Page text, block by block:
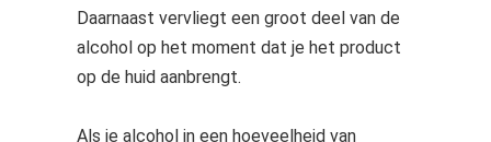
Daarnaast vervliegt een groot deel van de
alcohol op het moment dat je het product
op de huid aanbrengt.
Als je alcohol in een hoeveelheid van